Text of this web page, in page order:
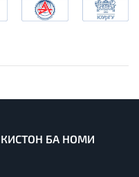
БА НОМИ